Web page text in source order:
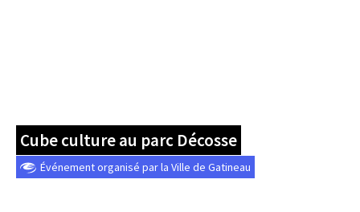
Cube culture au parc Décosse
Événement organisé par la Ville de Gatineau